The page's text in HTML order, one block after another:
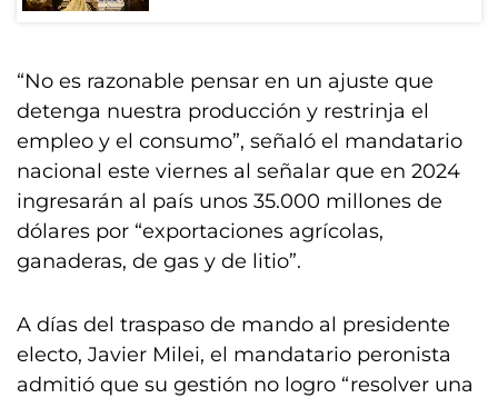
“No es razonable pensar en un ajuste que
detenga nuestra producción y restrinja el
empleo y el consumo”, señaló el mandatario
nacional este viernes al señalar que en 2024
ingresarán al país unos 35.000 millones de
dólares por “exportaciones agrícolas,
ganaderas, de gas y de litio”.
A días del traspaso de mando al presidente
electo, Javier Milei, el mandatario peronista
admitió que su gestión no logro “resolver una